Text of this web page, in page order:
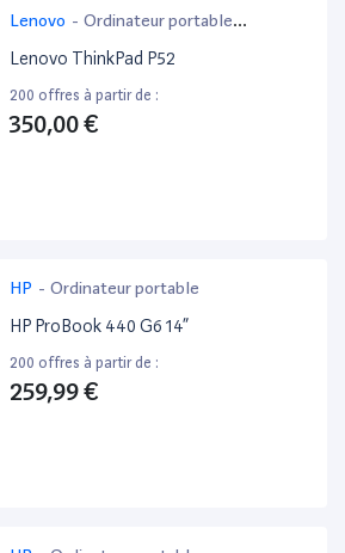
Lenovo - Ordinateur portable
bureautique
Lenovo ThinkPad P52
200 offres à partir de :
350,00 €
HP - Ordinateur portable
HP ProBook 440 G6 14”
200 offres à partir de :
259,99 €